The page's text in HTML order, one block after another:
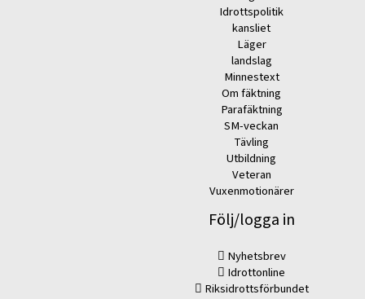
Idrottspolitik
kansliet
Läger
landslag
Minnestext
Om fäktning
Parafäktning
SM-veckan
Tävling
Utbildning
Veteran
Vuxenmotionärer
Följ/logga in
Nyhetsbrev
Idrottonline
Riksidrottsförbundet